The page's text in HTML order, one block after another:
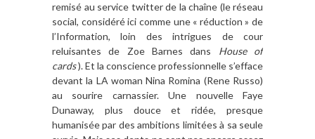
remisé au service twitter de la chaîne (le réseau
social, considéré ici comme une « réduction » de
l’Information, loin des intrigues de cour
reluisantes de Zoe Barnes dans House of
cards). Et la conscience professionnelle s’efface
devant la LA woman Nina Romina (Rene Russo)
au sourire carnassier. Une nouvelle Faye
Dunaway, plus douce et ridée, presque
humanisée par des ambitions limitées à sa seule